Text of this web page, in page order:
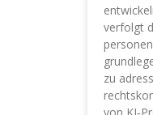
verfolgt
zu